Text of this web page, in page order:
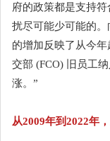
府的政策都是支持
扰尽可能少可能的
的增加反映了从今
交部 (FCO) 旧员工
涨。”
从2009年到2022年